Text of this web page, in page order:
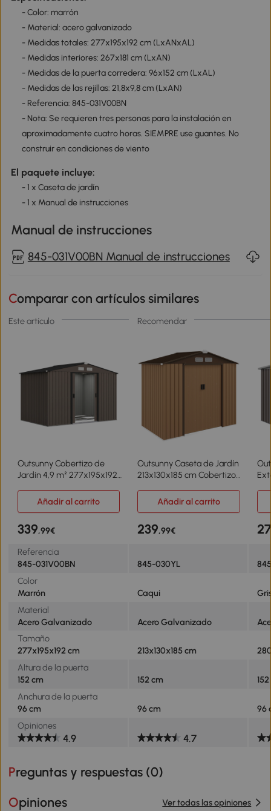
- Color: marrón
- Material: acero galvanizado
- Medidas totales: 277x195x192 cm (LxANxAL)
- Medidas interiores: 267x181 cm (LxAN)
- Medidas de la puerta corredera: 96x152 cm (LxAL)
- Medidas de las rejillas: 21,8x9,8 cm (LxAN)
- Referencia: 845-031V00BN
- Nota: Se requieren tres personas para la instalación en
aproximadamente cuatro horas. SIEMPRE use guantes. No
construir en condiciones de viento
El paquete incluye:
- 1 x Caseta de jardín
- 1 x Manual de instrucciones
Manual de instrucciones
845-031V00BN Manual de instrucciones
Comparar con artículos similares
Este artículo Recomendar
Outsunny Cobertizo de
Jardín 4,9 m² 277x195x192
Corredizas Techo Inclinado
y 4 Ventanas Marrón
Outsunny Caseta de Jardín
213x130x185 cm Cobertizo
Almacenamiento de
Herramientas Caqui
Añadir al carrito Añadir al carrito
339,99€ 239,99€
Referencia
845-031V00BN
845-030YL
Color
Marrón
Caqui
Material
Acero Galvanizado
Acero Galvanizado
Tamaño
277x195x192 cm
213x130x185 cm
Altura de la puerta
152 cm
152 cm
Anchura de la puerta
96 cm
96 cm
96
Opiniones
4.9 4.7
Preguntas y respuestas (0)
Opiniones Ver todas las opiniones